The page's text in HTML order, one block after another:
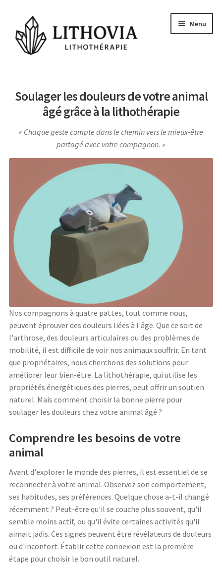
navigation
au
contenu
Menu
Les pierres
Signes Astrologiques
Les Chakras
Conseils et actu
Questions
Voyance Gratuite
Soulager les douleurs de votre animal
âgé grâce à la lithothérapie
Chaque geste compte dans le chemin vers le mieux-être
partagé avec votre compagnon.
Nos compagnons à quatre pattes, tout comme nous,
peuvent éprouver des douleurs liées à l'âge. Que ce soit de
l'arthrose, des douleurs articulaires ou des problèmes de
mobilité, il est difficile de voir nos animaux souffrir. En tant
que propriétaires, nous cherchons des solutions pour
améliorer leur bien-être. La lithothérapie, qui utilise les
propriétés énergétiques des pierres, peut offrir un soutien
naturel. Mais comment choisir la bonne pierre pour
soulager les douleurs chez votre animal âgé ?
Comprendre les besoins de votre
animal
Avant d'explorer le monde des pierres, il est essentiel de se
reconnecter à votre animal. Observez son comportement,
ses habitudes, ses préférences. Quelque chose a-t-il changé
récemment ? Peut-être qu'il se couche plus souvent, qu'il
semble moins actif, ou qu'il évite certaines activités qu'il
aimait jadis. Ces signes peuvent être révélateurs de douleurs
ou d'inconfort. Établir cette connexion est la première
étape pour choisir le bon outil naturel.